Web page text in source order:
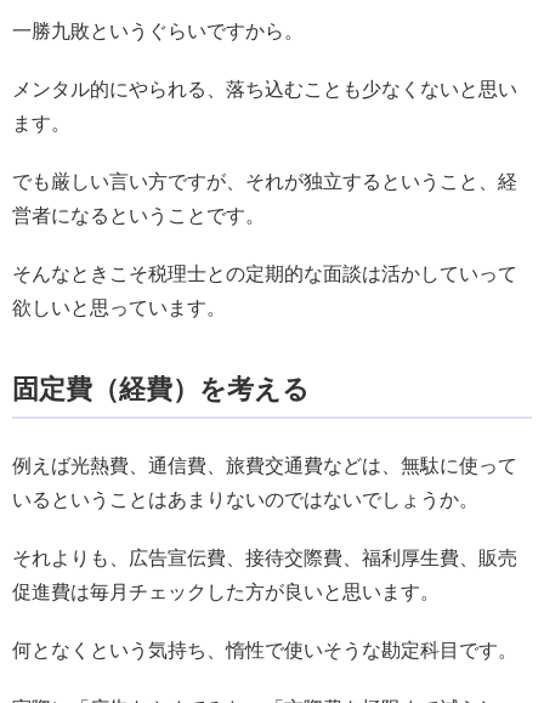
一勝九敗というぐらいですから。
メンタル的にやられる、落ち込むことも少なくないと思い
ます。
でも厳しい言い方ですが、それが独立するということ、経
営者になるということです。
そんなときこそ税理士との定期的な面談は活かしていって
欲しいと思っています。
固定費（経費）を考える
例えば光熱費、通信費、旅費交通費などは、無駄に使って
いるということはあまりないのではないでしょうか。
それよりも、広告宣伝費、接待交際費、福利厚生費、販売
促進費は毎月チェックした方が良いと思います。
何となくという気持ち、惰性で使いそうな勘定科目です。